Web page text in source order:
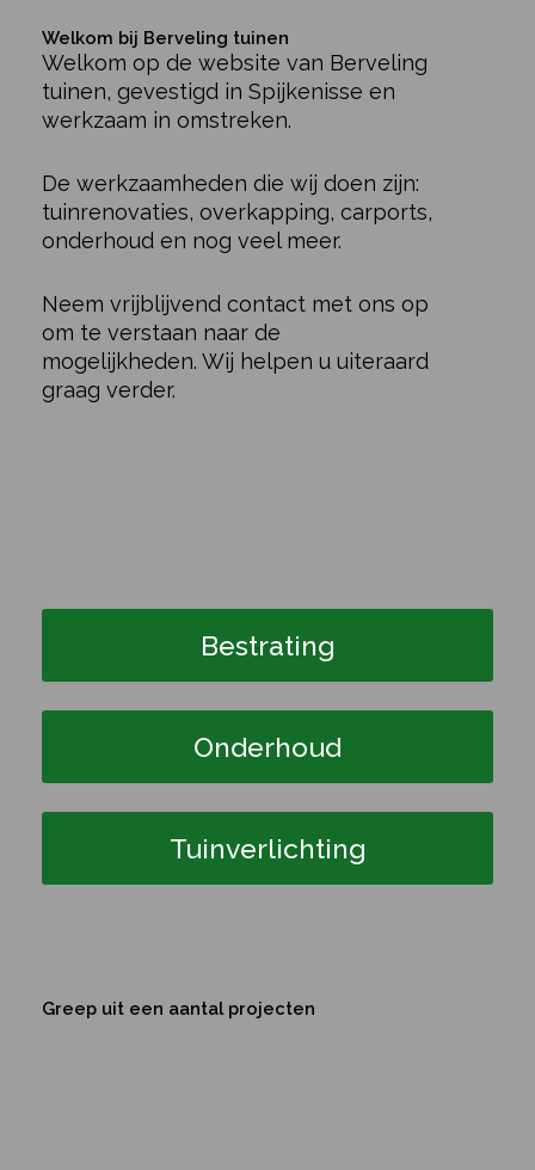
Welkom bij Berveling tuinen
Welkom op de website van Berveling
tuinen, gevestigd in Spijkenisse en
werkzaam in omstreken.
De werkzaamheden die wij doen zijn:
tuinrenovaties, overkapping, carports,
onderhoud en nog veel meer.
Neem vrijblijvend contact met ons op
om te verstaan naar de
mogelijkheden. Wij helpen u uiteraard
graag verder.
Bestrating
Onderhoud
Tuinverlichting
Greep uit een aantal projecten